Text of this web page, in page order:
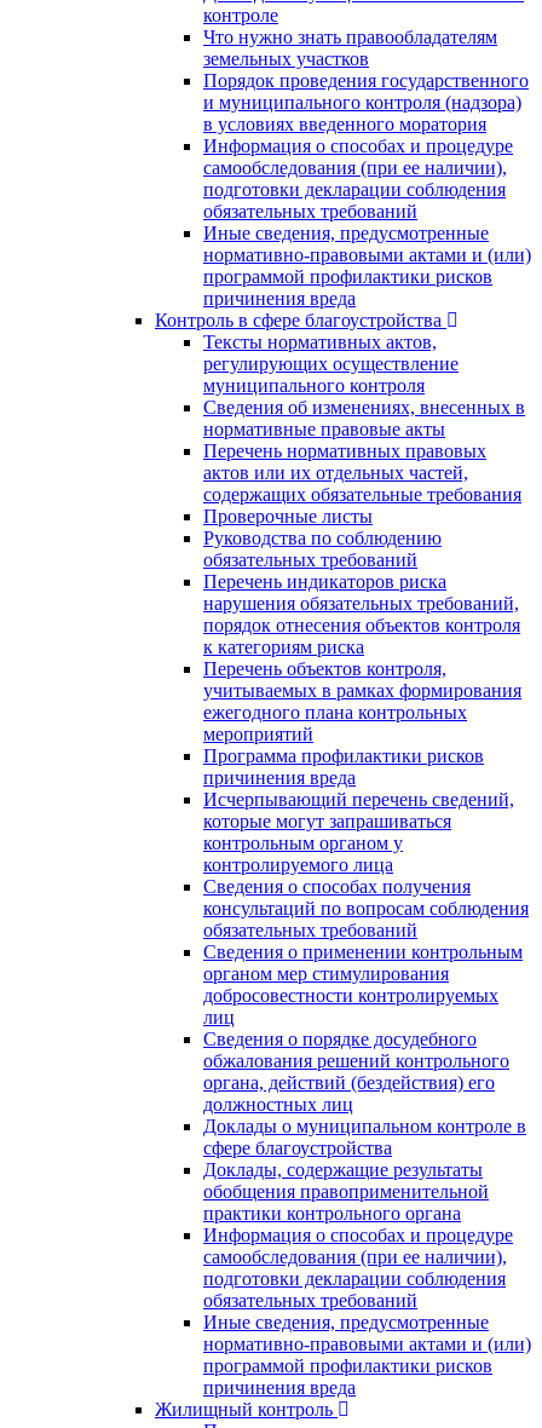
контроле
Что нужно знать правообладателям
земельных участков
Порядок проведения государственного
и муниципального контроля (надзора)
в условиях введенного моратория
Информация о способах и процедуре
самообследования (при ее наличии),
подготовки декларации соблюдения
обязательных требований
Иные сведения, предусмотренные
нормативно-правовыми актами и (или)
программой профилактики рисков
причинения вреда
Контроль в сфере благоустройства
Тексты нормативных актов,
регулирующих осуществление
муниципального контроля
Сведения об изменениях, внесенных в
нормативные правовые акты
Перечень нормативных правовых
актов или их отдельных частей,
содержащих обязательные требования
Проверочные листы
Руководства по соблюдению
обязательных требований
Перечень индикаторов риска
нарушения обязательных требований,
порядок отнесения объектов контроля
к категориям риска
Перечень объектов контроля,
учитываемых в рамках формирования
ежегодного плана контрольных
мероприятий
Программа профилактики рисков
причинения вреда
Исчерпывающий перечень сведений,
которые могут запрашиваться
контрольным органом у
контролируемого лица
Сведения о способах получения
консультаций по вопросам соблюдения
обязательных требований
Сведения о применении контрольным
органом мер стимулирования
добросовестности контролируемых
лиц
Сведения о порядке досудебного
обжалования решений контрольного
органа, действий (бездействия) его
должностных лиц
Доклады о муниципальном контроле в
сфере благоустройства
Доклады, содержащие результаты
обобщения правоприменительной
практики контрольного органа
Информация о способах и процедуре
самообследования (при ее наличии),
подготовки декларации соблюдения
обязательных требований
Иные сведения, предусмотренные
нормативно-правовыми актами и (или)
программой профилактики рисков
причинения вреда
Жилищный контроль